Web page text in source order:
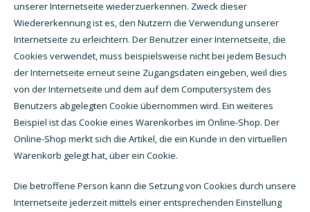
unserer Internetseite wiederzuerkennen. Zweck dieser
Wiedererkennung ist es, den Nutzern die Verwendung unserer
Internetseite zu erleichtern. Der Benutzer einer Internetseite, die
Cookies verwendet, muss beispielsweise nicht bei jedem Besuch
der Internetseite erneut seine Zugangsdaten eingeben, weil dies
von der Internetseite und dem auf dem Computersystem des
Benutzers abgelegten Cookie übernommen wird. Ein weiteres
Beispiel ist das Cookie eines Warenkorbes im Online-Shop. Der
Online-Shop merkt sich die Artikel, die ein Kunde in den virtuellen
Warenkorb gelegt hat, über ein Cookie.
Die betroffene Person kann die Setzung von Cookies durch unsere
Internetseite jederzeit mittels einer entsprechenden Einstellung